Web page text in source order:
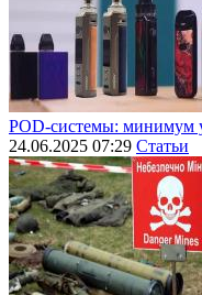
POD-системы: минимум
24.06.2025 07:29 Статьи